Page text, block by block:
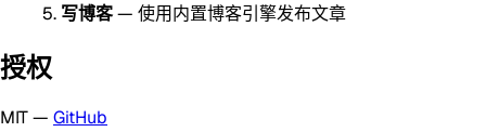
写博客— 使用内置博客引擎发布文章
授权
MIT — GitHub